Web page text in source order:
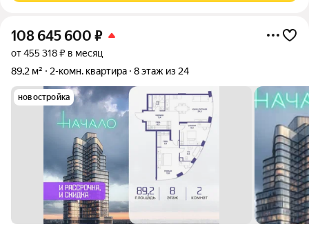
108 645 600 ₽
от 455 318 ₽ в месяц
89,2 м²
2-комн. квартира 8 этаж из 24
новостройка